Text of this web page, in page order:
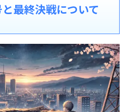
最終決戦について